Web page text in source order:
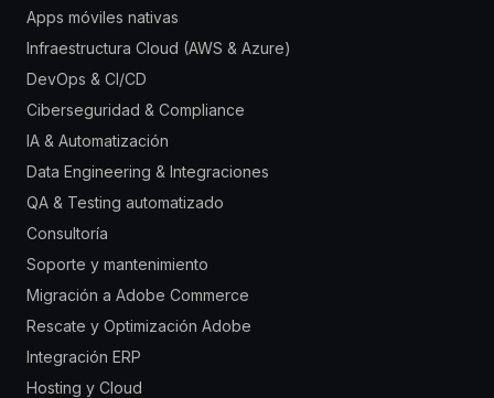
Apps móviles nativas
Infraestructura Cloud (AWS & Azure)
DevOps & CI/CD
Ciberseguridad & Compliance
IA & Automatización
Data Engineering & Integraciones
QA & Testing automatizado
Consultoría
Soporte y mantenimiento
Migración a Adobe Commerce
Rescate y Optimización Adobe
Integración ERP
Hosting y Cloud